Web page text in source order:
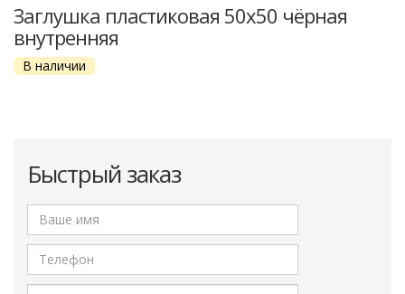
Заглушка пластиковая 50х50 чёрная
внутренняя
В наличии
Быстрый заказ